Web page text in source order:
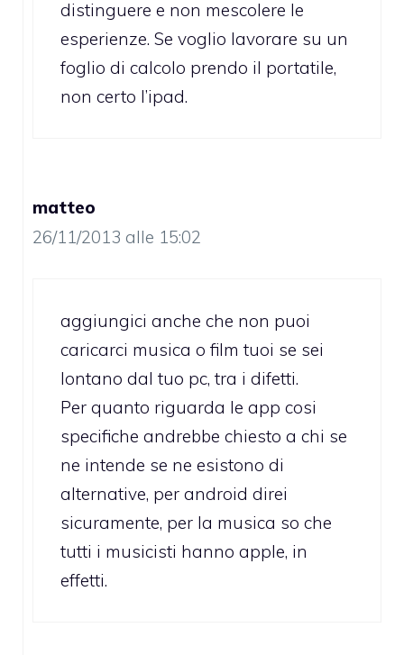
distinguere e non mescolere le
esperienze. Se voglio lavorare su un
foglio di calcolo prendo il portatile,
non certo l’ipad.
matteo
26/11/2013 alle 15:02
aggiungici anche che non puoi
caricarci musica o film tuoi se sei
lontano dal tuo pc, tra i difetti.
Per quanto riguarda le app cosi
specifiche andrebbe chiesto a chi se
ne intende se ne esistono di
alternative, per android direi
sicuramente, per la musica so che
tutti i musicisti hanno apple, in
effetti.